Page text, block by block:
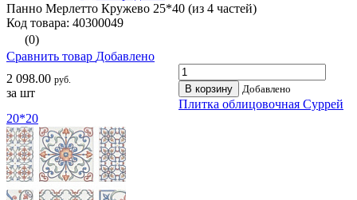
Панно Мерлетто Кружево 25*40 (из 4 частей)
Код товара: 40300049
(0)
Сравнить товар Добавлено
2 098.00 руб.
за шт В корзину Добавлено
Плитка облицовочная Суррей
20*20